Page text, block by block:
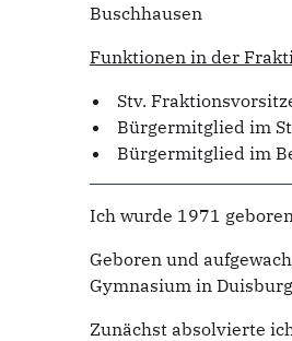
Buschhausen
Funktionen in der
Stv.
Bürgermitglied im
Bürgermitglied im
Ich wurde 1971
Geboren und
Gymnasium in
Zunächst absolvierte